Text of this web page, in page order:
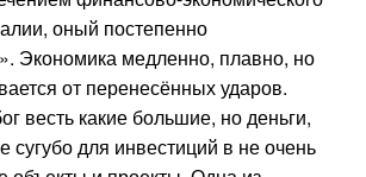
оный постепенно
Экономика медленно, плавно, но
от перенесённых ударов.
весть какие большие, но деньги,
сугубо для инвестиций в не очень